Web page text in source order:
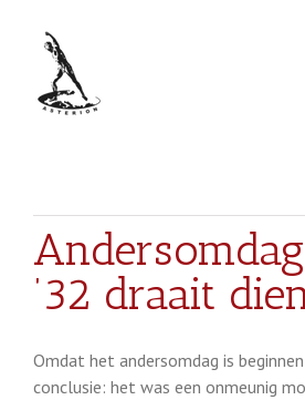
’32 draait
Omdat het andersomdag is
conclusie: het was een onmeunig